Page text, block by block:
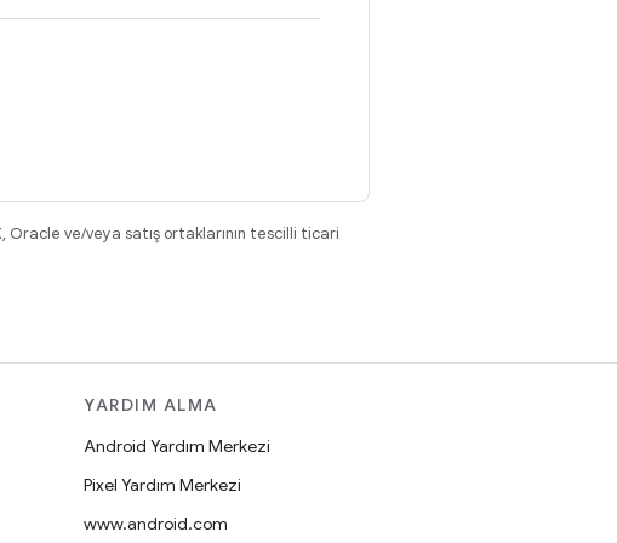
Oracle ve/veya satış ortaklarının tescilli ticari
YARDIM ALMA
Android Yardım Merkezi
Pixel Yardım Merkezi
www.android.com